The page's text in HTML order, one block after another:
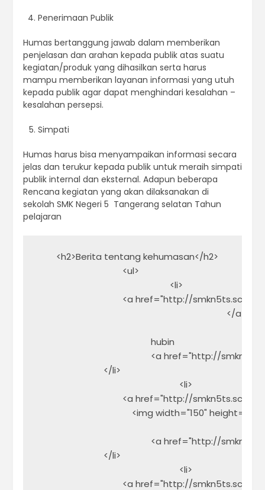
Penerimaan Publik
Humas bertanggung jawab dalam memberikan
penjelasan dan arahan kepada publik atas suatu
kegiatan/produk yang dihasilkan serta harus
mampu memberikan layanan informasi yang utuh
kepada publik agar dapat menghindari kesalahan –
kesalahan persepsi.
Simpati
Humas harus bisa menyampaikan informasi secara
jelas dan terukur kepada publik untuk meraih simpati
publik internal dan eksternal. Adapun beberapa
Rencana kegiatan yang akan dilaksanakan di
sekolah SMK Negeri 5 Tangerang selatan Tahun
pelajaran
        <h2>Berita tentang kehumasan</h2>
                                    <ul>
                                                        <li>
<a href="http://
                                                                                </a>
<a
                            </li>
                                                            <li>
<a href="http://
<img
<a
                            </li>
                                                            <li>
<a href="http://